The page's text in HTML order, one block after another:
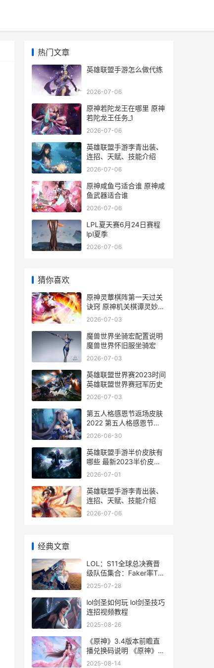
热门文章
英雄联盟手游怎么做代练
2026-07-06
原神若陀龙王在哪里 原神
若陀龙王任务_1
2026-07-06
英雄联盟手游李青出装、
连招、天赋、技能介绍
2026-07-06
原神咸鱼弓适合谁 原神咸
鱼武器适合谁
2026-07-06
LPL夏天赛6月24日赛程
lpl夏季
2026-07-06
猜你喜欢
原神灵蕈棋阵第一天过关
诀窍 原神机关棋谭灵妙之
局第三关
2026-07-03
魔兽世界坐骑宏配置说明
魔兽世界怀旧服坐骑宏
2026-07-03
英雄联盟世界赛2023时间
英雄联盟世界赛冠军历史
2026-07-03
第五人格感恩节返场皮肤
2022 第五人格感恩节返
场皮肤2024
2026-06-30
英雄联盟手游半价皮肤有
哪些 最新2023半价皮肤
活动介绍
2026-07-01
英雄联盟手游李青出装、
连招、天赋、技能介绍
2026-07-06
经典文章
LOL：S11全球总决赛晋
级队伍集合：Faker率T1
重返世界赛 lols11全球总
2025-07-28
lol剑圣如何玩 lol剑圣技巧
连招视频教程
2025-08-26
《原神》3.4版本前瞻直
播兑换码说明 《原神》
3.4版本海灯节剧情英语
2025-08-14